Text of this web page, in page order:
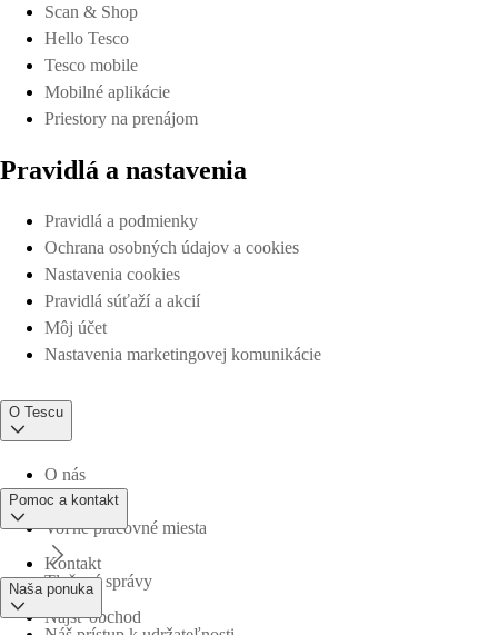
Scan & Shop
Hello Tesco
Tesco mobile
Mobilné aplikácie
Priestory na prenájom
Pravidlá a nastavenia
Pravidlá a podmienky
Ochrana osobných údajov a cookies
Nastavenia cookies
Pravidlá súťaží a akcií
Môj účet
Nastavenia marketingovej komunikácie
O Tescu
O nás
Voľné pracovné miesta
Tlačové správy
Pomoc a kontakt
Kontakt
Nájsť obchod
Naša ponuka